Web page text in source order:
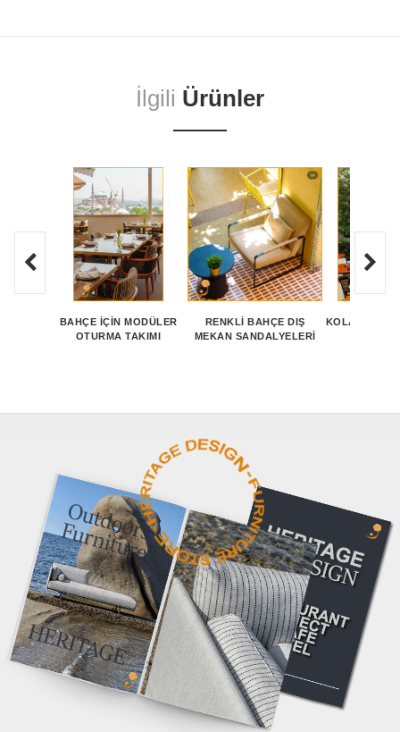
İlgili Ürünler
BAHÇE İÇIN MODÜLER
OTURMA TAKIMI
RENKLI BAHÇE DIŞ
MEKAN SANDALYELERI
KOLAY